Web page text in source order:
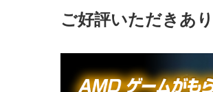
ご好評いただきあ